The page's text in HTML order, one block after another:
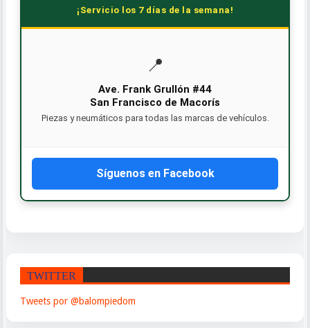
¡Servicio los 7 días de la semana!
📍
San Francisco de Macorís
Síguenos en Facebook
TWITTER
Tweets por @balompiedom